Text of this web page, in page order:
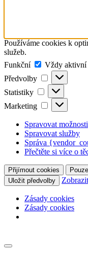
Používáme cookies k
služeb.
Funkční
Funkční
Vždy aktivní
Předvolby
Předvolby
Statistiky Statistiky
Marketing Marketing
Spravovat možnosti
Spravovat služby
Správa
Přečtěte si více o
Přijímout cookies
Uložit předvolby
Zásady cookies
Zásady cookies
to